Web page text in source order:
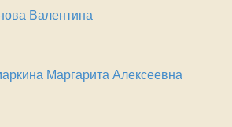
Валентина
Маргарита Алексеевна